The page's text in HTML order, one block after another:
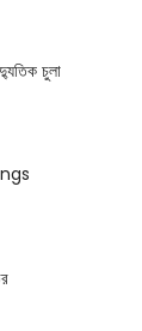
চুলা